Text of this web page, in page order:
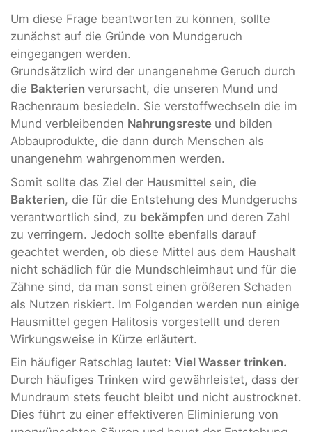
Um diese Frage beantworten zu können, sollte
zunächst auf die Gründe von Mundgeruch
eingegangen werden.
Grundsätzlich wird der unangenehme Geruch durch
die Bakterien verursacht, die unseren Mund und
Rachenraum besiedeln. Sie verstoffwechseln die im
Mund verbleibenden Nahrungsreste und bilden
Abbauprodukte, die dann durch Menschen als
unangenehm wahrgenommen werden.
Somit sollte das Ziel der Hausmittel sein, die
Bakterien, die für die Entstehung des Mundgeruchs
verantwortlich sind, zu bekämpfen und deren Zahl
zu verringern. Jedoch sollte ebenfalls darauf
geachtet werden, ob diese Mittel aus dem Haushalt
nicht schädlich für die Mundschleimhaut und für die
Zähne sind, da man sonst einen größeren Schaden
als Nutzen riskiert. Im Folgenden werden nun einige
Hausmittel gegen Halitosis vorgestellt und deren
Wirkungsweise in Kürze erläutert.
Ein häufiger Ratschlag lautet: Viel Wasser trinken.
Durch häufiges Trinken wird gewährleistet, dass der
Mundraum stets feucht bleibt und nicht austrocknet.
Dies führt zu einer effektiveren Eliminierung von